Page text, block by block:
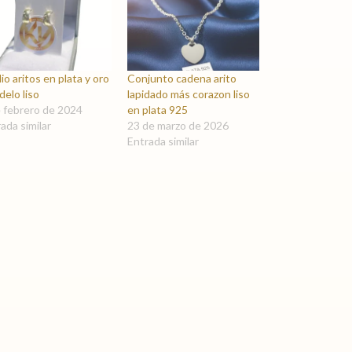
aritos en plata y oro
liso
febrero de 2024
similar
Conjunto cadena arito
lapidado más corazon liso
en plata 925
23 de marzo de 2026
Entrada similar